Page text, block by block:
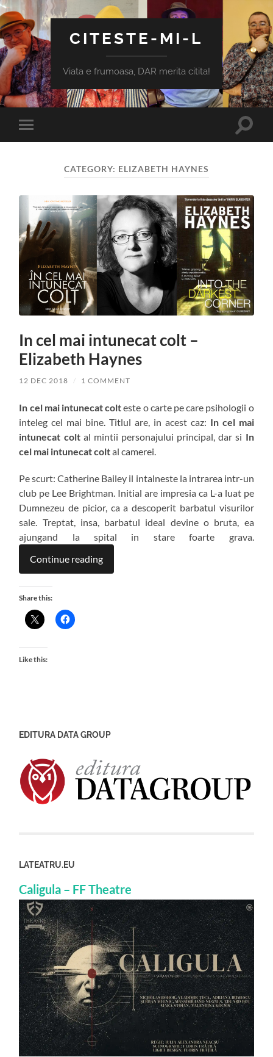
CITESTE-MI-L
Viata e frumoasa, DAR merita citita!
Toggle
mobile
Toggle
CATEGORY: ELIZABETH HAYNES
In cel mai intunecat colt –
Elizabeth Haynes
12 DEC 2018 / 1 COMMENT
In cel mai intunecat colteste o carte pe care psihologii o
inteleg cel mai bine. Titlul are, in acest caz: In cel mai
intunecat coltal mintii personajului principal, dar si In
cel mai intunecat coltal camerei.
Pe scurt: Catherine Bailey il intalneste la intrarea intr-un
club pe Lee Brightman. Initial are impresia ca L-a luat pe
Dumnezeu de picior, ca a descoperit barbatul visurilor
sale. Treptat, insa, barbatul ideal devine o bruta, ea
ajungand la spital in stare foarte grava.
Continue reading
Share this:
Like this:
EDITURA DATA GROUP
LATEATRU.EU
Caligula – FF Theatre